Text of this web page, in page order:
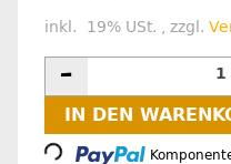
inkl. 19% USt. , zzgl.
IN DEN
Loading...